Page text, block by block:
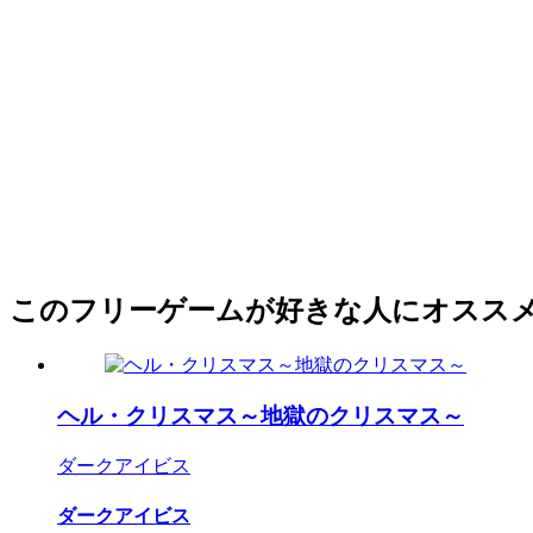
このフリーゲームが好きな人にオスス
ヘル・クリスマス～地獄のクリスマス～
ダークアイビス
ダークアイビス